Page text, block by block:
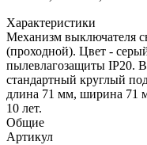
Характеристики
Механизм выключателя
(проходной). Цвет -
пылевлагозащиты IP20.
стандартный круглый
длина 71 мм, ширина 71
10 лет.
Общие
Артикул